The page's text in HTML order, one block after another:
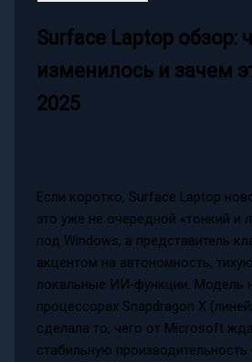
Surface Laptop обзор:
изменилось и зачем
2025
Если коротко, Surface Laptop
это уже не очередной «тонкий и
под Windows, а представитель
акцентом на автономность,
локальные ИИ‑функции. Модель
процессорах Snapdragon X
сделала то, чего от Microsoft
стабильную производительность